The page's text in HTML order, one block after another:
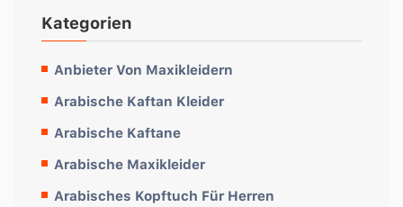
Kategorien
Anbieter Von Maxikleidern
Arabische Kaftan Kleider
Arabische Kaftane
Arabische Maxikleider
Arabisches Kopftuch Für Herren